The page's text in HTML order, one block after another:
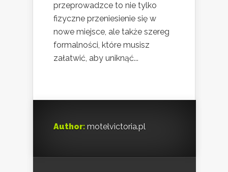
przeprowadzce to nie tylko
fizyczne przeniesienie się w
nowe miejsce, ale także szereg
formalności, które musisz
załatwić, aby uniknąć...
Author: motelvictoria.pl